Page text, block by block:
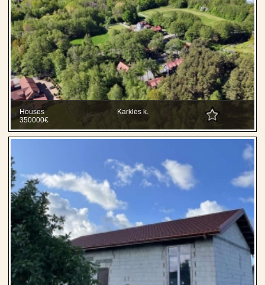
Houses
Karklės k.
350000€